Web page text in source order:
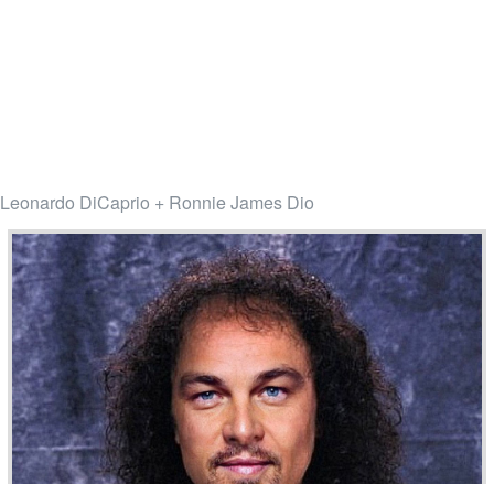
Leonardo DiCaprio + Ronnie James Dio